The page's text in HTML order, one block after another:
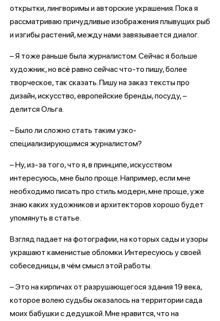
открытки, лингворимы и авторские украшения. Пока я
рассматриваю причудливые изображения плывущих рыб
и изгибы растений, между нами завязывается диалог.
– Я тоже раньше была журналистом. Сейчас я больше
художник, но всё равно сейчас что-то пишу, более
творческое, так сказать. Пишу на заказ тексты про
дизайн, искусство, европейские бренды, посуду, –
делится Ольга.
– Было ли сложно стать таким узко-
специализирующимся журналистом?
– Ну, из-за того, что я, в принципе, искусством
интересуюсь, мне было проще. Например, если мне
необходимо писать про стиль модерн, мне проще, уже
знаю каких художников и архитекторов хорошо будет
упомянуть в статье.
Взгляд падает на фотографии, на которых сады и узоры
украшают каменистые обломки. Интересуюсь у своей
собеседницы, в чём смысл этой работы.
– Это на кирпичах от разрушающегося здания 19 века,
которое волею судьбы оказалось на территории сада
моих бабушки с дедушкой. Мне нравится, что на